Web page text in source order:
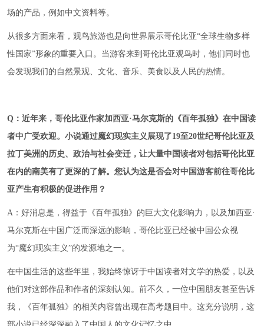
场的产品，例如中文资料等。
从很多方面来看，观鸟旅游也是向世界展示哥伦比亚“全球生物多样
性国家”形象的重要入口。当游客来到哥伦比亚观鸟时，他们同时也
会发现我们的自然景观、文化、音乐、美食以及人民的热情。
Q ： 近年来，哥伦比亚作家加西亚·马尔克斯的《百年孤独》在中国读
者中广受欢迎。小说通过魔幻现实主义展现了19至20世纪哥伦比亚及
拉丁美洲的历史、政治与社会变迁， 让大量中国读者对包括哥伦比亚
在内的南美有了更深的了解。 您认为这是否会对中国游客前往哥伦比
亚产生有积极的促进作用 ？
A：好消息是，得益于《百年孤独》的巨大文化影响力，以及加西亚·
马尔克斯在中国广泛而深远的影响，哥伦比亚已经被中国公众视
为“魔幻现实主义”的发源地之一。
在中国生活的这些年里，我始终惊讶于中国读者对文学的热爱，以及
他们对这部作品和作者的深刻认知。前不久，一位中国朋友甚至告诉
我，《百年孤独》的相关内容曾出现在高考题目中。这充分说明，这